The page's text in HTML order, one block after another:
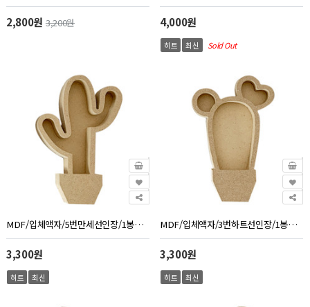
2,800원 3,200원 4,000원
히트 최신 Sold Out
MDF/입체액자/5번만세선인장/1봉지5개
3,300원
히트 최신
MDF/입체액자/3번하트선인장/1봉지5개
3,300원
히트 최신